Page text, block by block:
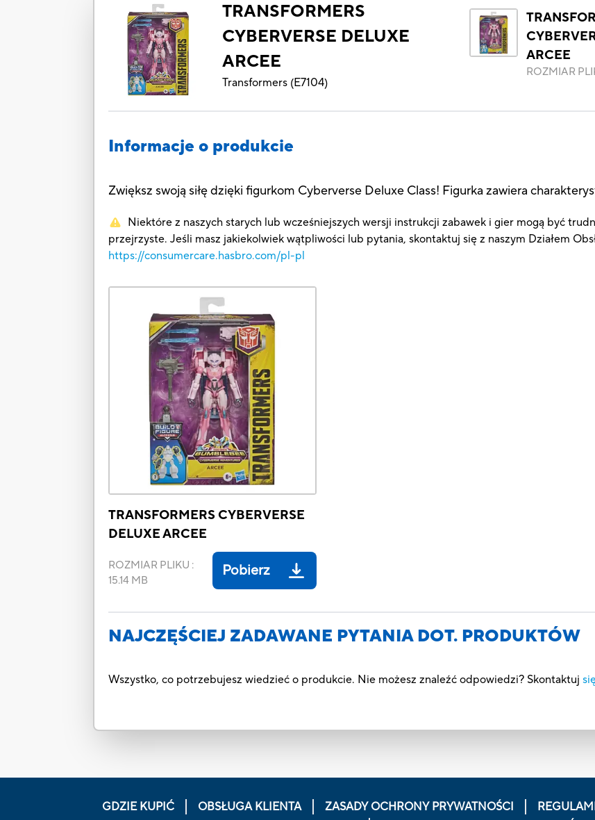
TRANSFORMERS
CYBERVERSE DELUXE
ARCEE
Transformers (E7104)
ARCEE
ROZMIAR
Informacje o produkcie
Zwiększ swoją siłę dzięki figurkom Cyberverse Deluxe Class! Figurka zawiera
Niektóre z naszych starych lub wcześniejszych wersji instrukcji zabawek i gier mogą być
przejrzyste. Jeśli masz jakiekolwiek wątpliwości lub pytania, skontaktuj się z naszym Działem
https://consumercare.hasbro.com/pl-pl
TRANSFORMERS CYBERVERSE
DELUXE ARCEE
ROZMIAR PLIKU :
15.14 MB
Pobierz
NAJCZĘŚCIEJ ZADAWANE PYTANIA DOT. PRODUKTÓW
Wszystko, co potrzebujesz wiedzieć o produkcie. Nie możesz znaleźć odpowiedzi? Skontaktuj
GDZIE KUPIĆ OBSŁUGA KLIENTA ZASADY OCHRONY PRYWATNOŚCI